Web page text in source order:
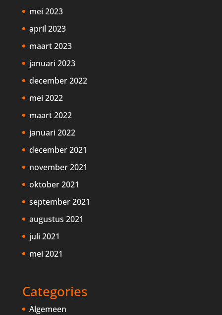
mei 2023
april 2023
maart 2023
januari 2023
december 2022
mei 2022
maart 2022
januari 2022
december 2021
november 2021
oktober 2021
september 2021
augustus 2021
juli 2021
mei 2021
Categories
Algemeen